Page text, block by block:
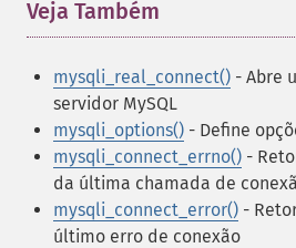
Veja Também
mysqli_real_connect() - Abre
servidor MySQL
mysqli_options() - Define
mysqli_connect_errno() -
da última chamada de
mysqli_connect_error() -
último erro de conexão